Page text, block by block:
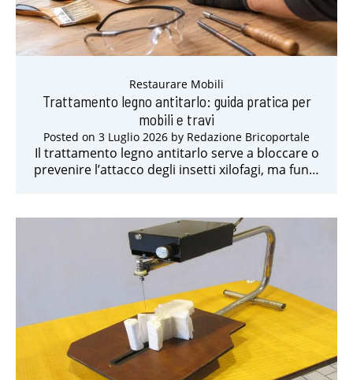
Restaurare Mobili
Trattamento legno antitarlo: guida pratica per
mobili e travi
Posted on 3 Luglio 2026 by Redazione Bricoportale
Il trattamento legno antitarlo serve a bloccare o
prevenire l’attacco degli insetti xilofagi, ma fun…